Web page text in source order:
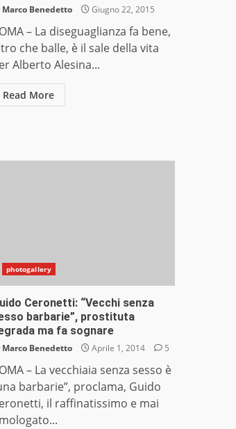
Marco Benedetto Giugno 22, 2015
– La diseguaglianza fa bene,
che balle, è il sale della vita
Alberto Alesina...
Read More
photogallery
Ceronetti: “Vecchi senza
barbarie”, prostituta
ma fa sognare
Marco Benedetto Aprile 1, 2014 5
– La vecchiaia senza sesso è
barbarie”, proclama, Guido
il raffinatissimo e mai